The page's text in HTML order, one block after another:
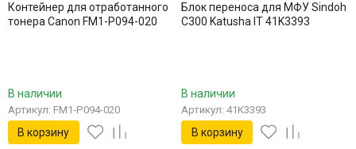
Контейнер для отработанного
тонера Canon FM1-P094-020
В наличии
Артикул: FM1-P094-020
В корзину
Блок переноса для МФУ Sindoh
C300 Katusha IT 41K3393
В наличии
Артикул: 41K3393
В корзину